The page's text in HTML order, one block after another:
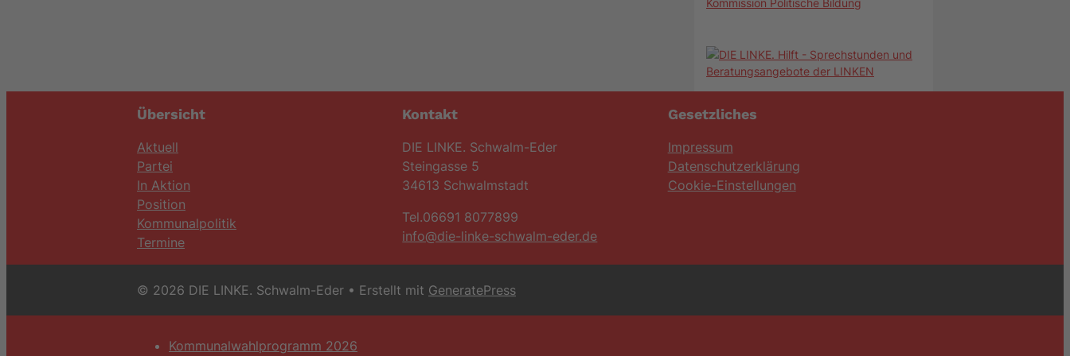
Kommission Politische Bildung
Übersicht
Aktuell
Partei
In Aktion
Position
Kommunalpolitik
Termine
Kontakt
DIE LINKE. Schwalm-Eder
Steingasse 5
34613 Schwalmstadt
Tel.06691 8077899
info@die-linke-schwalm-eder.de
Gesetzliches
Impressum
Datenschutzerklärung
Cookie-Einstellungen
© 2026 DIE LINKE. Schwalm-Eder • Erstellt mit GeneratePress
Kommunalwahlprogramm 2026